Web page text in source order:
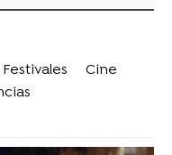
Cine